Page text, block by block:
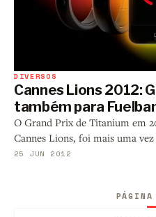
DIVERSOS
Cannes Lions 2012:
também para
O Grand Prix de Titanium em
Cannes Lions, foi mais uma vez
25 JUN 2012